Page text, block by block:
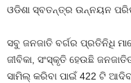
ଓଡିଶା ସ୍ବତନ୍ତ୍ର ଉନ୍ନୟନ
ସବୁ ଜନଜାତି ବର୍ଗର ପ୍ରତିନିଧି
ଜୀବିକା, ସଂସ୍କୃତି ହେଉଛି
ସାମିଲ୍ କରିବା ପାଇଁ 422 ଟି